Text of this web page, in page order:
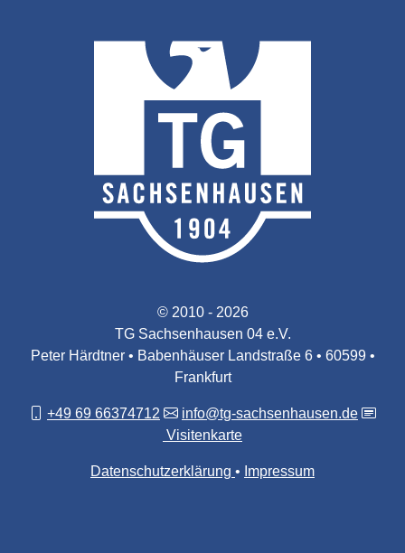
© 2010 - 2026
TG Sachsenhausen 04 e.V.
Peter Härdtner • Babenhäuser Landstraße 6 • 60599 •
Frankfurt
+49 69 66374712
info@tg-sachsenhausen.de
Visitenkarte
Datenschutzerklärung Impressum